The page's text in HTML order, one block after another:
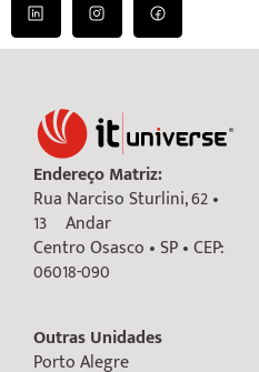
Endereço Matriz:
Rua Narciso Sturlini, 62 •
13º Andar
Centro Osasco • SP • CEP:
06018-090
Outras Unidades
Porto Alegre